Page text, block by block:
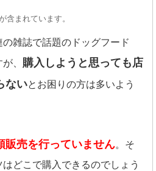
含まれています。
雑誌で話題のドッグフード
、 購入しようと思っても店
ないとお困りの方は多いよう
販売を行っていません。そ
どこで購入できるのでしょう